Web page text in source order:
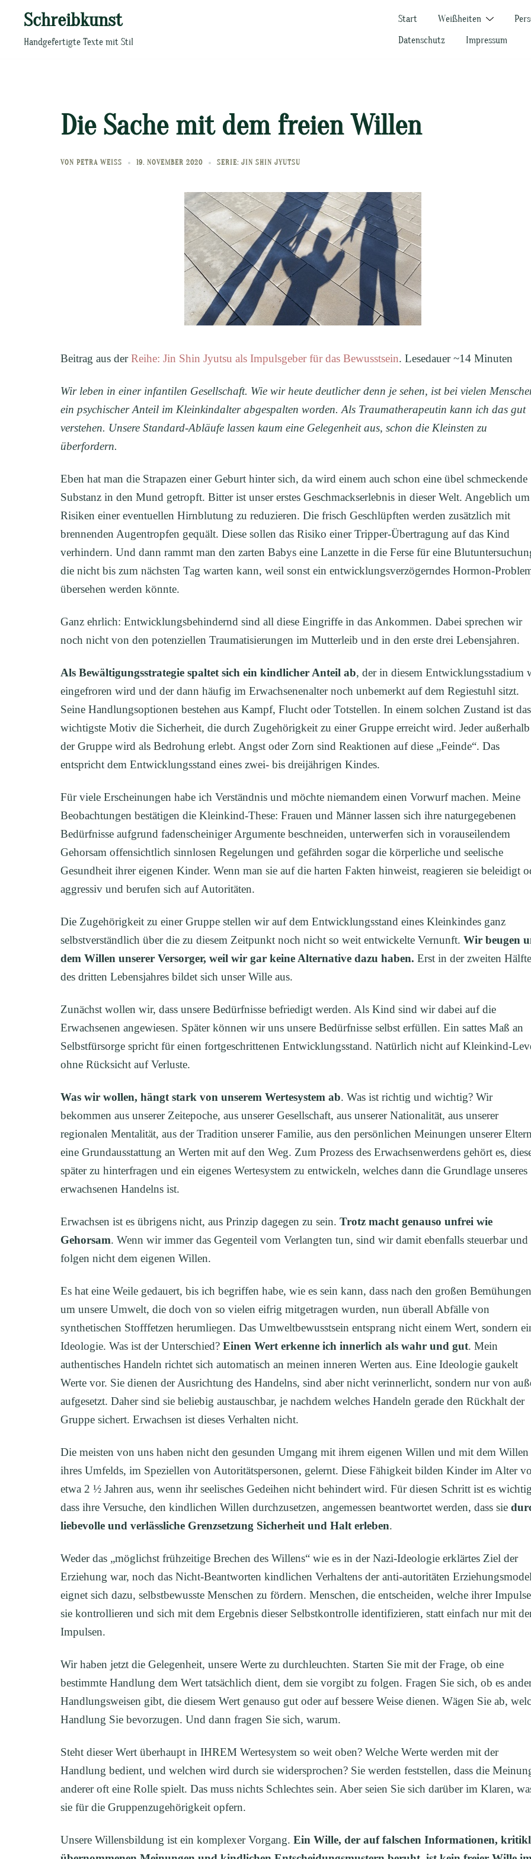
springen
Schreibkunst
Handgefertigte Texte mit Stil
Start Weißheiten
Datenschutz
Impressum
Die Sache mit dem freien Willen
VON PETRA WEISS 19. NOVEMBER 2020 SERIE: JIN SHIN JYUTSU
Beitrag aus derReihe: Jin Shin Jyutsu als Impulsgeber für das Bewusstsein. Lesedauer ~14 Minuten
Wir leben in einer infantilen Gesellschaft. Wie wir heute deutlicher denn je sehen, ist bei vielen
ein psychischer Anteil im Kleinkindalter abgespalten worden. Als Traumatherapeutin kann ich das gut
verstehen. Unsere Standard-Abläufe lassen kaum eine Gelegenheit aus, schon die Kleinsten zu
überfordern.
Eben hat man die Strapazen einer Geburt hinter sich, da wird einem auch schon eine übel schmeckende
Substanz in den Mund getropft. Bitter ist unser erstes Geschmackserlebnis in dieser Welt. Angeblich um
Risiken einer eventuellen Hirnblutung zu reduzieren. Die frisch Geschlüpften werden zusätzlich mit
brennenden Augentropfen gequält. Diese sollen das Risiko einer Tripper-Übertragung auf das Kind
verhindern. Und dann rammt man den zarten Babys eine Lanzette in die Ferse für eine
die nicht bis zum nächsten Tag warten kann, weil sonst ein entwicklungsverzögerndes Hormon-
übersehen werden könnte.
Ganz ehrlich: Entwicklungsbehindernd sind all diese Eingriffe in das Ankommen. Dabei sprechen wir
noch nicht von den potenziellen Traumatisierungen im Mutterleib und in den erste drei Lebensjahren.
Als Bewältigungsstrategie spaltet sich ein kindlicher Anteil ab, der in diesem Entwicklungsstadium
eingefroren wird und der dann häufig im Erwachsenenalter noch unbemerkt auf dem Regiestuhl sitzt.
Seine Handlungsoptionen bestehen aus Kampf, Flucht oder Totstellen. In einem solchen Zustand ist das
wichtigste Motiv die Sicherheit, die durch Zugehörigkeit zu einer Gruppe erreicht wird. Jeder außerhalb
der Gruppe wird als Bedrohung erlebt. Angst oder Zorn sind Reaktionen auf diese „Feinde“. Das
entspricht dem Entwicklungsstand eines zwei- bis dreijährigen Kindes.
Für viele Erscheinungen habe ich Verständnis und möchte niemandem einen Vorwurf machen. Meine
Beobachtungen bestätigen die Kleinkind-These: Frauen und Männer lassen sich ihre naturgegebenen
Bedürfnisse aufgrund fadenscheiniger Argumente beschneiden, unterwerfen sich in vorauseilendem
Gehorsam offensichtlich sinnlosen Regelungen und gefährden sogar die körperliche und seelische
Gesundheit ihrer eigenen Kinder. Wenn man sie auf die harten Fakten hinweist, reagieren sie beleidigt
aggressiv und berufen sich auf Autoritäten.
Die Zugehörigkeit zu einer Gruppe stellen wir auf dem Entwicklungsstand eines Kleinkindes ganz
selbstverständlich über die zu diesem Zeitpunkt noch nicht so weit entwickelte Vernunft. Wir beugen
dem Willen unserer Versorger, weil wir gar keine Alternative dazu haben. Erst in der zweiten Hälfte
des dritten Lebensjahres bildet sich unser Wille aus.
Zunächst wollen wir, dass unsere Bedürfnisse befriedigt werden. Als Kind sind wir dabei auf die
Erwachsenen angewiesen. Später können wir uns unsere Bedürfnisse selbst erfüllen. Ein sattes Maß an
Selbstfürsorge spricht für einen fortgeschrittenen Entwicklungsstand. Natürlich nicht auf Kleinkind-
ohne Rücksicht auf Verluste.
Was wir wollen, hängt stark von unserem Wertesystem ab. Was ist richtig und wichtig? Wir
bekommen aus unserer Zeitepoche, aus unserer Gesellschaft, aus unserer Nationalität, aus unserer
regionalen Mentalität, aus der Tradition unserer Familie, aus den persönlichen Meinungen unserer Eltern
eine Grundausstattung an Werten mit auf den Weg. Zum Prozess des Erwachsenwerdens gehört es,
später zu hinterfragen und ein eigenes Wertesystem zu entwickeln, welches dann die Grundlage unseres
erwachsenen Handelns ist.
Erwachsen ist es übrigens nicht, aus Prinzip dagegen zu sein. Trotz macht genauso unfrei wie
Gehorsam. Wenn wir immer das Gegenteil vom Verlangten tun, sind wir damit ebenfalls steuerbar und
folgen nicht dem eigenen Willen.
Es hat eine Weile gedauert, bis ich begriffen habe, wie es sein kann, dass nach den großen Bemühungen
um unsere Umwelt, die doch von so vielen eifrig mitgetragen wurden, nun überall Abfälle von
synthetischen Stofffetzen herumliegen. Das Umweltbewusstsein entsprang nicht einem Wert, sondern
Ideologie. Was ist der Unterschied? Einen Wert erkenne ich innerlich als wahr und gut. Mein
authentisches Handeln richtet sich automatisch an meinen inneren Werten aus. Eine Ideologie gaukelt
Werte vor. Sie dienen der Ausrichtung des Handelns, sind aber nicht verinnerlicht, sondern nur von
aufgesetzt. Daher sind sie beliebig austauschbar, je nachdem welches Handeln gerade den Rückhalt der
Gruppe sichert. Erwachsen ist dieses Verhalten nicht.
Die meisten von uns haben nicht den gesunden Umgang mit ihrem eigenen Willen und mit dem Willen
ihres Umfelds, im Speziellen von Autoritätspersonen, gelernt. Diese Fähigkeit bilden Kinder im Alter
etwa 2 ½ Jahren aus, wenn ihr seelisches Gedeihen nicht behindert wird. Für diesen Schritt ist es
dass ihre Versuche, den kindlichen Willen durchzusetzen, angemessen beantwortet werden, dass sie
liebevolle und verlässliche Grenzsetzung Sicherheit und Halt erleben.
Weder das „möglichst frühzeitige Brechen des Willens“ wie es in der Nazi-Ideologie erklärtes Ziel der
Erziehung war, noch das Nicht-Beantworten kindlichen Verhaltens der anti-autoritäten
eignet sich dazu, selbstbewusste Menschen zu fördern. Menschen, die entscheiden, welche ihrer Impulse
sie kontrollieren und sich mit dem Ergebnis dieser Selbstkontrolle identifizieren, statt einfach nur mit
Impulsen.
Wir haben jetzt die Gelegenheit, unsere Werte zu durchleuchten. Starten Sie mit der Frage, ob eine
bestimmte Handlung dem Wert tatsächlich dient, dem sie vorgibt zu folgen. Fragen Sie sich, ob es
Handlungsweisen gibt, die diesem Wert genauso gut oder auf bessere Weise dienen. Wägen Sie ab,
Handlung Sie bevorzugen. Und dann fragen Sie sich, warum.
Steht dieser Wert überhaupt in IHREM Wertesystem so weit oben? Welche Werte werden mit der
Handlung bedient, und welchen wird durch sie widersprochen? Sie werden feststellen, dass die
anderer oft eine Rolle spielt. Das muss nichts Schlechtes sein. Aber seien Sie sich darüber im Klaren,
sie für die Gruppenzugehörigkeit opfern.
Unsere Willensbildung ist ein komplexer Vorgang. Ein Wille, der auf falschen Informationen,